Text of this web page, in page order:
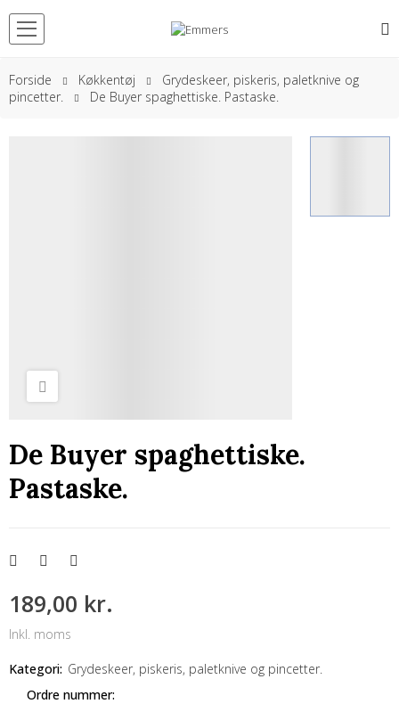
Forside Køkkentøj
Grydeskeer, piskeris, paletknive og
pincetter.
De Buyer spaghettiske. Pastaske.
De Buyer spaghettiske.
Pastaske.
189,00 kr.
Inkl. moms
Kategori: Grydeskeer, piskeris, paletknive og pincetter.
Ordre nummer: